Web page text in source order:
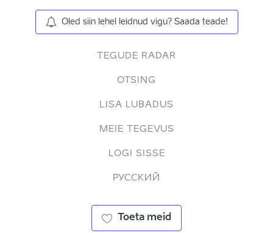
Oled siin lehel leidnud vigu? Saada teade!
TEGUDE RADAR
OTSING
LISA LUBADUS
MEIE TEGEVUS
LOGI SISSE
РУССКИЙ
Toeta meid